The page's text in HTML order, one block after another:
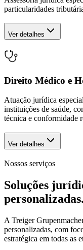
particularidades
Ver detalhes
Direito Médico e
Atuação jurídica
instituições de saúde,
técnica e conformidade
Ver detalhes
Nossos serviços
Soluções
personalizadas.
A Treiger
personalizadas, com
estratégica em todas as